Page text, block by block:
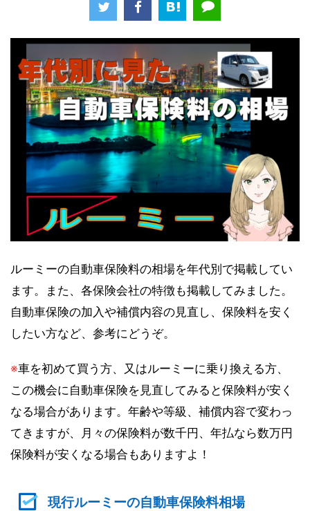
ルーミーの自動車保険料の相場を年代別で掲載してい
ます。また、各保険会社の特徴も掲載してみました。
自動車保険の加入や補償内容の見直し、保険料を安く
したい方など、参考にどうぞ。
※車を初めて買う方、又はルーミーに乗り換える方、
この機会に自動車保険を見直してみると保険料が安く
なる場合があります。年齢や等級、補償内容で変わっ
てきますが、月々の保険料が数千円、年払なら数万円
保険料が安くなる場合もありますよ！
現行ルーミーの自動車保険料相場